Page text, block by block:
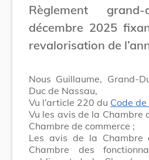
Règlement
décembre 2025
revalorisation de
Nous Guillaume, Grand-
Duc de Nassau,
Vu l’article 220 du Code
Vu les avis de la Chambre
Chambre de commerce ;
Les avis de la Chambre
Chambre des